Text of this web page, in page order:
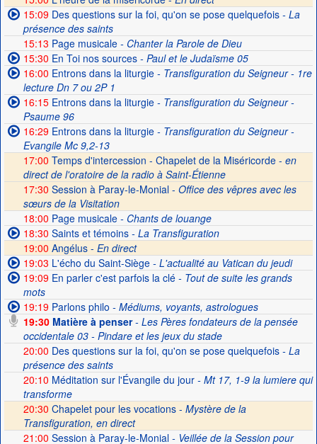
15:09Des questions sur la foi, qu'on se pose quelquefois- La
présence des saints
15:13 Page musicale- Chanter la Parole de Dieu
15:30 En Toi nos sources- Paul et le Judaïsme 05
16:00 Entrons dans la liturgie- Transfiguration du Seigneur - 1re
lecture Dn 7 ou 2P 1
16:15Entrons dans la liturgie- Transfiguration du Seigneur -
Psaume 96
16:29Entrons dans la liturgie- Transfiguration du Seigneur -
Evangile Mc 9,2-13
17:00 Temps d'intercession - Chapelet de la Miséricorde - en
direct de l'oratoire de la radio à Saint-Étienne
17:30 Session à Paray-le-Monial - Office des vêpres avec les
sœurs de la Visitation
18:00 Page musicale- Chants de louange
18:30 Saints et témoins- La Transfiguration
19:00 Angélus - En direct
19:03 L'écho du Saint-Siège- L'actualité au Vatican du jeudi
19:09En parler c'est parfois la clé- Tout de suite les grands
mots
19:19Parlons philo - Médiums, voyants, astrologues
19:30Matière à penser- Les Pères fondateurs de la pensée
occidentale 03 - Pindare et les jeux du stade
20:00 Des questions sur la foi, qu'on se pose quelquefois- La
présence des saints
20:10 Méditation sur l'Évangile du jour- Mt 17, 1-9 la lumiere qui
transforme
20:30 Chapelet pour les vocations - Mystère de la
Transfiguration, en direct
21:00 Session à Paray-le-Monial- Veillée de la Session pour